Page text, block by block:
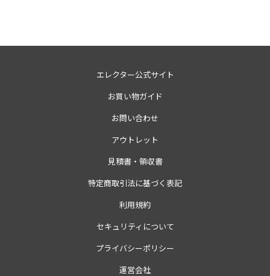
エレクター公式サイト
お買い物ガイド
お問い合わせ
アウトレット
見積書・領収書
特定商取引法に基づく表記
利用規約
セキュリティについて
プライバシーポリシー
運営会社